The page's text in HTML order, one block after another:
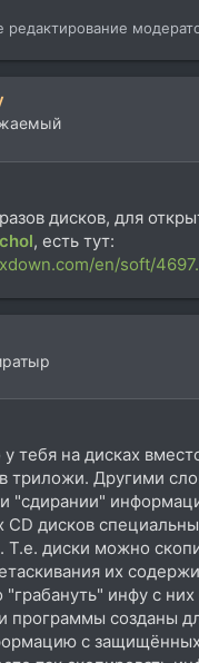
редактирование
дисков, для
, есть тут:
en/soft/
тебя на дисках
триложи. Другими
"сдирании"
CD дисков
Т.е. диски можно
их
инфу с
программы созданы
с